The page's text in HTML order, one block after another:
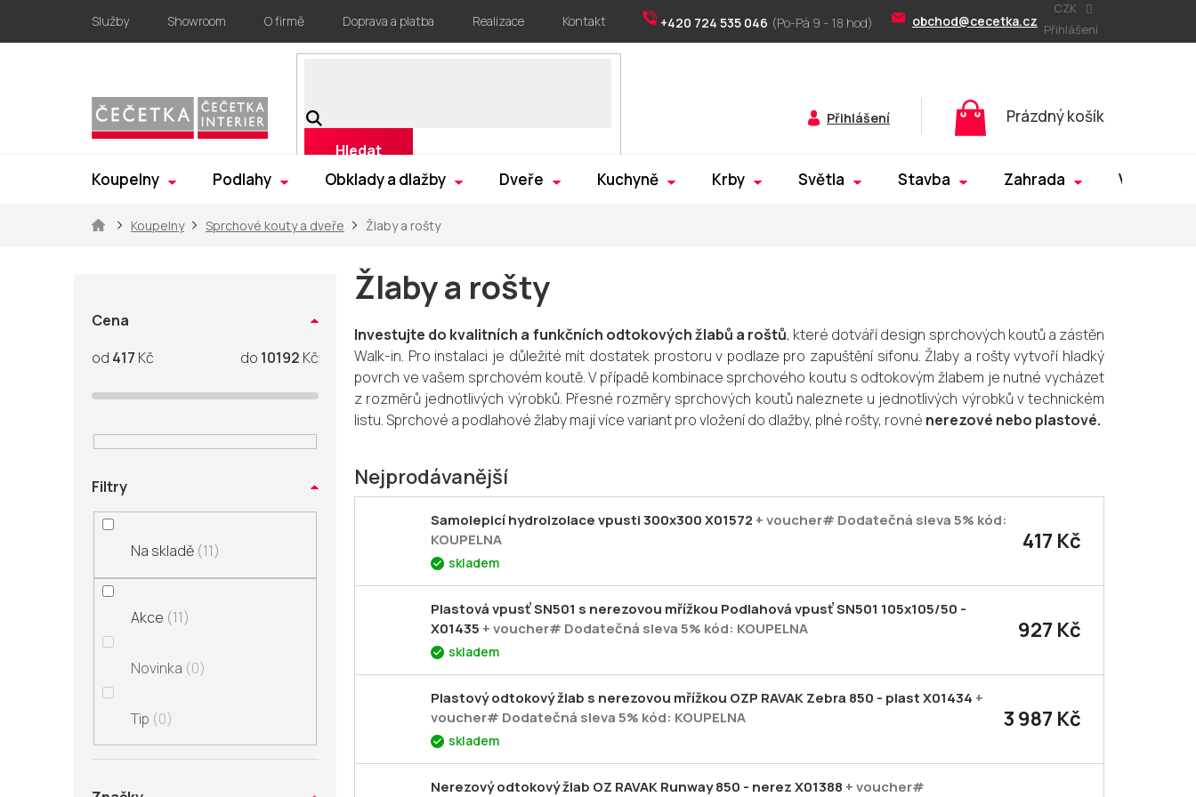
obsah
+420 724 535 046 obchod@cecetka.cz
Služby Showroom O firmě Doprava a platba Realizace Kontakt
CZK
Přihlášení
Hledat
Přihlášení
Nákupní
košík
Prázdný košík
Koupelny Podlahy Obklady a dlažby Dveře Kuchyně Krby Světla Stavba Zahrada Výprodej
DomůKoupelny Sprchové kouty a dveře Žlaby a rošty
Cena
417 Kč 10192 Kč
Filtry
Na skladě 11
Akce 11
Novinka 0
Tip 0
Žlaby a rošty
Investujte do kvalitních a funkčních odtokových žlabů a roštů, které dotváří design sprchových koutů a zástěn
Walk-in. Pro instalaci je důležité mít dostatek prostoru v podlaze pro zapuštění sifonu. Žlaby a rošty vytvoří hladký
povrch ve vašem sprchovém koutě.V případě kombinace sprchového koutu s odtokovým žlabem je nutné vycházet
z rozměrů jednotlivých výrobků. Přesné rozměry sprchových koutů naleznete u jednotlivých výrobků v technickém
listu.Sprchové a podlahové žlaby mají více variantpro vložení do dlažby, plné rošty, rovné nerezové nebo plastové.
Nejprodávanější
Samolepicí hydroizolace vpusti 300x300 X01572 + voucher# Dodatečná sleva 5% kód:
KOUPELNA
skladem
417 Kč
Plastová vpusť SN501 s nerezovou mřížkou Podlahová vpusť SN501 105x105/50 -
X01435 + voucher# Dodatečná sleva 5% kód: KOUPELNA
skladem
927 Kč
Plastový odtokový žlab s nerezovou mřížkou OZP RAVAK Zebra 850 - plast X01434 +
voucher# Dodatečná sleva 5% kód: KOUPELNA
skladem
3 987 Kč
Nerezový odtokový žlab OZ RAVAK Runway 850 - nerez X01388 + voucher#